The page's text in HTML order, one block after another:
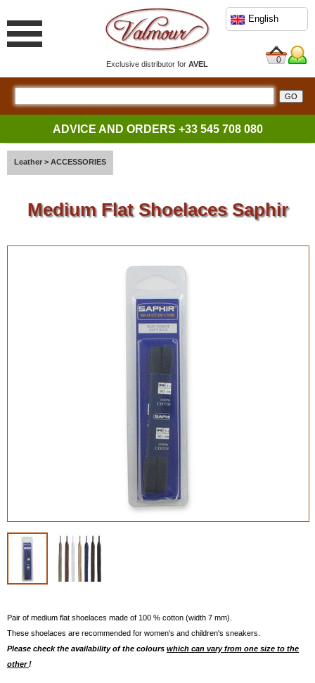
Exclusive distributor forAVEL
English
0
ADVICE AND ORDERS +33 545 708 080
Leather > ACCESSORIES
Medium Flat Shoelaces Saphir
Pair of medium flat shoelaces made of 100 % cotton (width 7 mm).
These shoelaces are recommended for women's and children's sneakers.
Please check the availability of the colours which can vary from one size to the
other!